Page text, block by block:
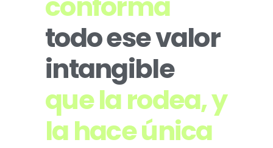
todo ese valor
intangible
que la rodea, y
la hace única